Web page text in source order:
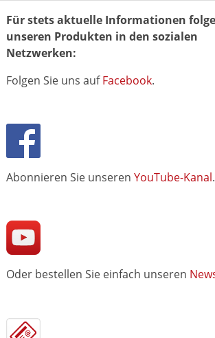
Für stets aktuelle Informationen
unseren Produkten in den sozialen
Netzwerken:
Folgen Sie uns aufFacebook.
Abonnieren Sie unseren YouTube-Kanal.
Oder bestellen Sie einfach unseren